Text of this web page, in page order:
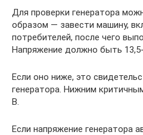
Для проверки генератора
образом — завести машину,
потребителей, после чего
Напряжение должно быть
Если оно ниже, это
генератора. Нижним
В.
Если напряжение генератора